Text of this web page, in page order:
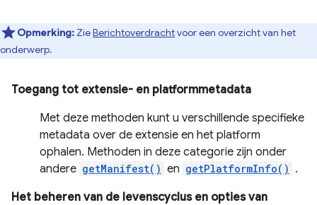
Opmerking: ZieBerichtoverdrachtvoor een overzicht van het
onderwerp.
Toegang tot extensie- en platformmetadata
Met deze methoden kunt u verschillende specifieke
metadata over de extensie en het platform
ophalen. Methoden in deze categorie zijn onder
andere getManifest() en getPlatformInfo() .
Het beheren van de levenscyclus en opties van